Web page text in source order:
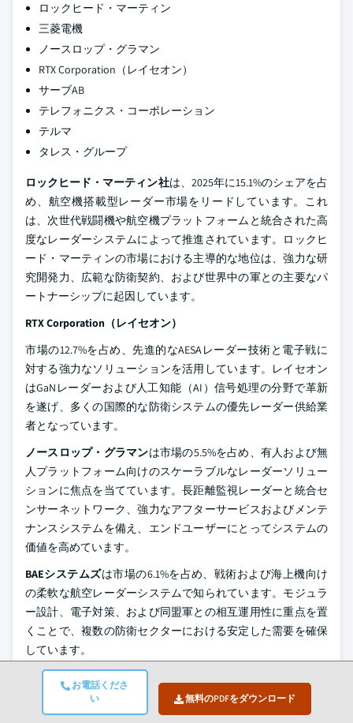
お電話くださ
い
無料のPDFをダウンロード
ロックヒード・マーティン
三菱電機
ノースロップ・グラマン
RTX Corporation（レイセオン）
サーブAB
テレフォニクス・コーポレーション
テルマ
タレス・グループ
ロックヒード・マーティン社は、2025年に15.1%のシェアを占
め、航空機搭載型レーダー市場をリードしています。これ
は、次世代戦闘機や航空機プラットフォームと統合された高
度なレーダーシステムによって推進されています。ロックヒ
ード・マーティンの市場における主導的な地位は、強力な研
究開発力、広範な防衛契約、および世界中の軍との主要なパ
ートナーシップに起因しています。
RTX Corporation（レイセオン）
市場の12.7%を占め、先進的なAESAレーダー技術と電子戦に
対する強力なソリューションを活用しています。レイセオン
はGaNレーダーおよび人工知能（AI）信号処理の分野で革新
を遂げ、多くの国際的な防衛システムの優先レーダー供給業
者となっています。
ノースロップ・グラマンは市場の5.5%を占め、有人および無
人プラットフォーム向けのスケーラブルなレーダーソリュー
ションに焦点を当てています。長距離監視レーダーと統合セ
ンサーネットワーク、強力なアフターサービスおよびメンテ
ナンスシステムを備え、エンドユーザーにとってシステムの
価値を高めています。
BAEシステムズは市場の6.1%を占め、戦術および海上機向け
の柔軟な航空レーダーシステムで知られています。モジュラ
ー設計、電子対策、および同盟軍との相互運用性に重点を置
くことで、複数の防衛セクターにおける安定した需要を確保
しています。
タレス・グループ
は市場の6%を占め、マルチファンクション
レーダーシステムおよび航空監視に特化しています。タレ
ス・グループは、統合AI、サイバーセキュリティ、マルチモ